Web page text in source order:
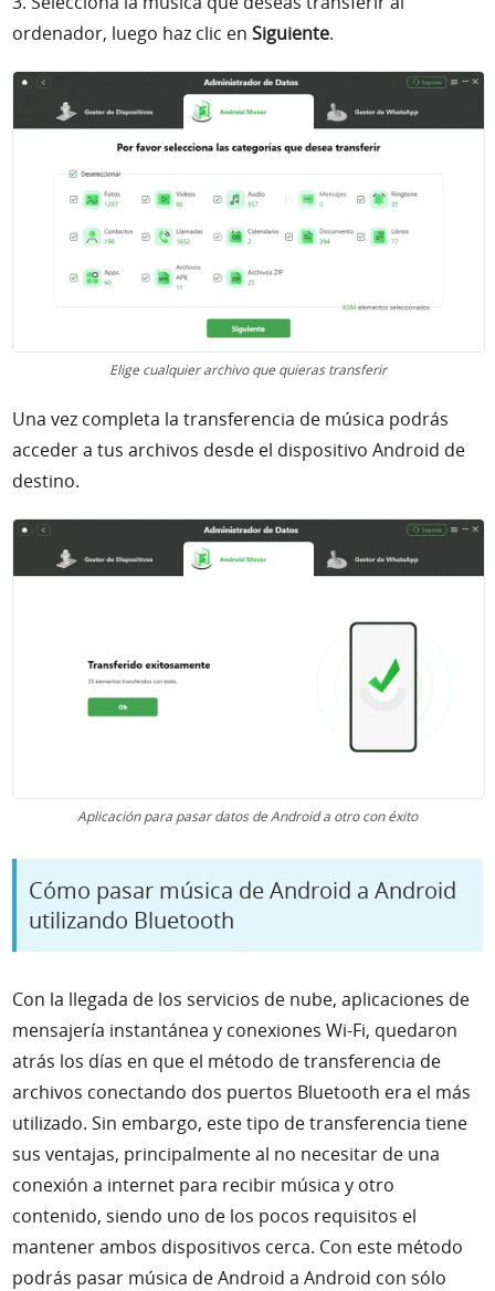
ordenador, luego haz clic enSiguiente.
Elige cualquier archivo que quieras transferir
Una vez completa la transferencia de música podrás
acceder a tus archivos desde el dispositivo Android de
destino.
Aplicación para pasar datos deAndroida otro con éxito
Cómo pasar música de Android a Android
utilizando Bluetooth
Con la llegada de los servicios de nube, aplicaciones de
mensajería instantánea y conexiones Wi-Fi, quedaron
atrás los días en que el método de transferencia de
archivos conectando dos puertos Bluetooth era el más
utilizado. Sin embargo, este tipo de transferencia tiene
sus ventajas, principalmente al no necesitar de una
conexión a internet para recibir música y otro
contenido, siendo uno de los pocos requisitos el
mantener ambos dispositivos cerca. Con este método
podrás pasar música de Android a Android con sólo